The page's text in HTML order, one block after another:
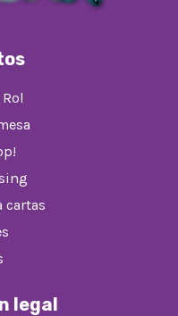
cartas
legal